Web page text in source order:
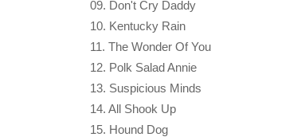
09. Don't Cry Daddy
10. Kentucky Rain
11. The Wonder Of You
12. Polk Salad Annie
13. Suspicious Minds
14. All Shook Up
15. Hound Dog